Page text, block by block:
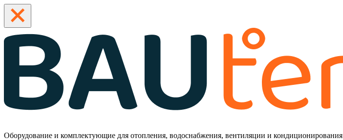
Оборудование и комплектующие для отопления, водоснабжения, вентиляции и кондиционирования